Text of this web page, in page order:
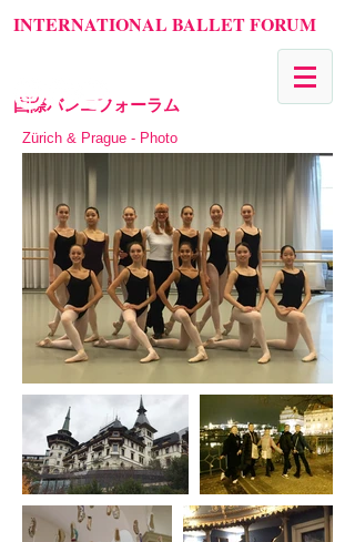
INTERNATIONAL BALLET FORUM
国際バレエフォーラム
Zürich & Prague - Photo